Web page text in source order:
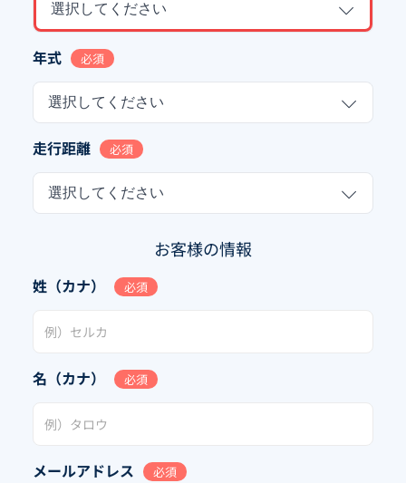
選択してください
年式 必須
選択してください
走行距離 必須
選択してください
お客様の情報
姓（カナ） 必須
名（カナ） 必須
メールアドレス 必須